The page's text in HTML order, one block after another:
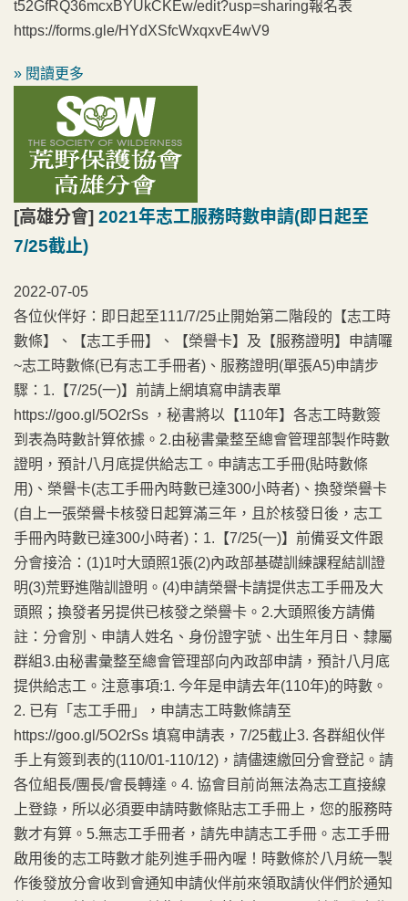
t52GfRQ36mcxBYUkCKEw/edit?usp=sharing報名表
https://forms.gle/HYdXSfcWxqxvE4wV9
» 閱讀更多
[高雄分會] 2021年志工服務時數申請(即日起至
7/25截止)
2022-07-05
各位伙伴好：即日起至111/7/25止開始第二階段的【志工時
數條】、【志工手冊】、【榮譽卡】及【服務證明】申請囉
~志工時數條(已有志工手冊者)、服務證明(單張A5)申請步
驟：1.【7/25(一)】前請上網填寫申請表單
https://goo.gl/5O2rSs ，秘書將以【110年】各志工時數簽
到表為時數計算依據。2.由秘書彙整至總會管理部製作時數
證明，預計八月底提供給志工。申請志工手冊(貼時數條
用)、榮譽卡(志工手冊內時數已達300小時者)、換發榮譽卡
(自上一張榮譽卡核發日起算滿三年，且於核發日後，志工
手冊內時數已達300小時者)：1.【7/25(一)】前備妥文件跟
分會接洽：(1)1吋大頭照1張(2)內政部基礎訓練課程結訓證
明(3)荒野進階訓證明。(4)申請榮譽卡請提供志工手冊及大
頭照；換發者另提供已核發之榮譽卡。2.大頭照後方請備
註：分會別、申請人姓名、身份證字號、出生年月日、隸屬
群組3.由秘書彙整至總會管理部向內政部申請，預計八月底
提供給志工。注意事項:1. 今年是申請去年(110年)的時數。
2. 已有「志工手冊」，申請志工時數條請至
https://goo.gl/5O2rSs 填寫申請表，7/25截止3. 各群組伙伴
手上有簽到表的(110/01-110/12)，請儘速繳回分會登記。請
各位組長/團長/會長轉達。4. 協會目前尚無法為志工直接線
上登錄，所以必須要申請時數條貼志工手冊上，您的服務時
數才有算。5.無志工手冊者，請先申請志工手冊。志工手冊
啟用後的志工時數才能列進手冊內喔！時數條於八月統一製
作後發放分會收到會通知申請伙伴前來領取請伙伴們於通知